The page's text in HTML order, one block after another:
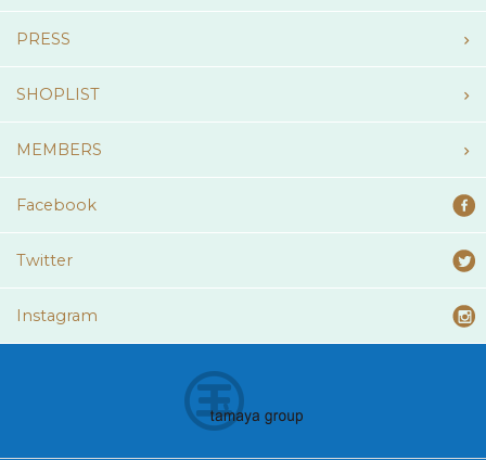
PRESS
SHOPLIST
MEMBERS
Facebook
Twitter
Instagram